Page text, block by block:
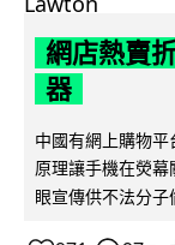
網店熱賣
器
中國有網上購物
原理讓手機在熒
眼宣傳供不法分